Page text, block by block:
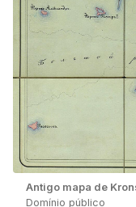
Antigo mapa de
Domínio público